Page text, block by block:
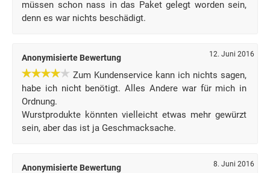
müssen schon nass in das Paket gelegt worden sein,
denn es war nichts beschädigt.
Anonymisierte Bewertung 12. Juni 2016
Zum Kundenservice kann ich nichts sagen,
habe ich nicht benötigt. Alles Andere war für mich in
Ordnung.
Wurstprodukte könnten vielleicht etwas mehr gewürzt
sein, aber das ist ja Geschmacksache.
Anonymisierte Bewertung 8. Juni 2016